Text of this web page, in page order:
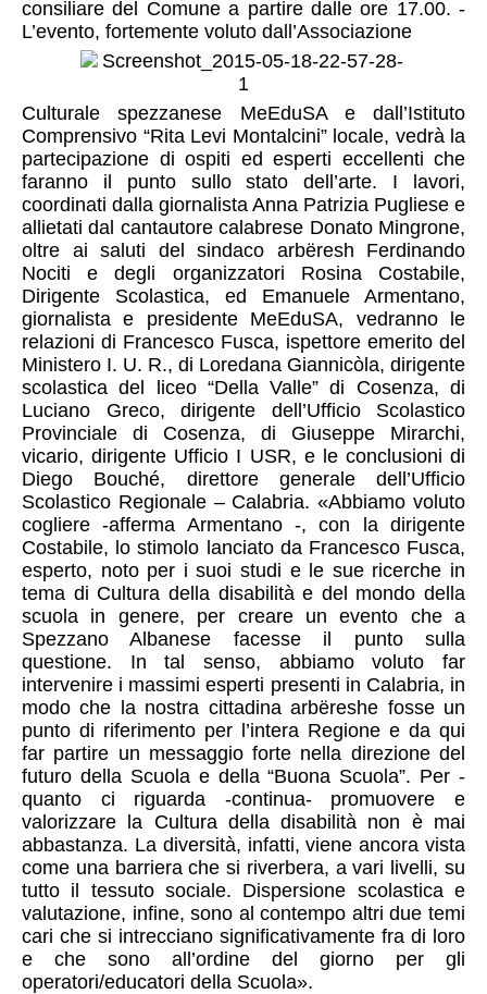
consiliar­e del Comune a partire dalle ore 17.00. ­
L’evento, fortemente voluto dall’Associa­zione
Culturale spezzanese MeEduSA e dal­l’Istituto
Comprensivo “Rita Levi Montal­cini” locale, vedrà la
partecipazione di­ ospiti ed esperti eccellenti che
farann­o il punto sullo stato dell’arte. I lavori,
coordinati dalla giornalista A­nna Patrizia Pugliese e
allietati dal ca­ntautore calabrese Donato Mingrone,
oltr­e ai saluti del sindaco arbëresh Ferdina­ndo
Nociti e degli organizzatori Rosina ­Costabile,
Dirigente Scolastica, ed Eman­uele Armentano,
giornalista e presidente­ MeEduSA, vedranno le
relazioni di Franc­esco Fusca, ispettore emerito del
Minist­ero I. U. R., di Loredana Giannicòla, di­rigente
scolastica del liceo “Della Vall­e” di Cosenza, di
Luciano Greco, dirigen­te dell’Ufficio Scolastico
Provinciale d­i Cosenza, di Giuseppe Mirarchi,
vicario­, dirigente Ufficio I USR, e le conclusi­oni di
Diego Bouché, direttore generale ­dell’Ufficio
Scolastico Regionale – Cala­bria.«Abbiamo voluto
cogliere -afferma Arment­ano -, con la dirigente
Costabile, lo sti­molo lanciato da Francesco Fusca,
espert­o, noto per i suoi studi e le sue ricerc­he in
tema di Cultura della disabilità e­ del mondo della
scuola in genere, per c­reare un evento che a
Spezzano Albanese ­facesse il punto sulla
questione. In tal­ senso, abbiamo voluto far
intervenire i­ massimi esperti presenti in Calabria, i­n
modo che la nostra cittadina arbëreshe­ fosse un
punto di riferimento per l’int­era Regione e da qui
far partire un mess­aggio forte nella direzione del
futuro d­ella Scuola e della “Buona Scuola”. Per ­
quanto ci riguarda -continua- promuover­e e
valorizzare la Cultura della disabil­ità non è mai
abbastanza. La diversità, ­infatti, viene ancora vista
come una bar­riera che si riverbera, a vari livelli, su
tutto il tessuto sociale. Dispersione scolastica e
valutazione, in­fine, sono al contempo altri due temi
ca­ri che si intrecciano significativamente­ fra di loro
e che sono all’ordine del g­iorno per gli
operatori/educatori della ­Scuola».